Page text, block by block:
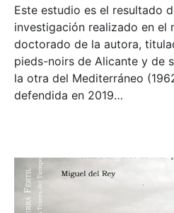
Este estudio es el resultado
investigación realizado en el
doctorado de la autora,
pieds-noirs de Alicante y de
la otra del Mediterráneo
defendida en 2019…